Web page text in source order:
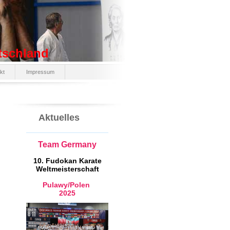
Impressum
Aktuelles
Team Germany
10. Fudokan Karate
Weltmeisterschaft
Pulawy/Polen
2025